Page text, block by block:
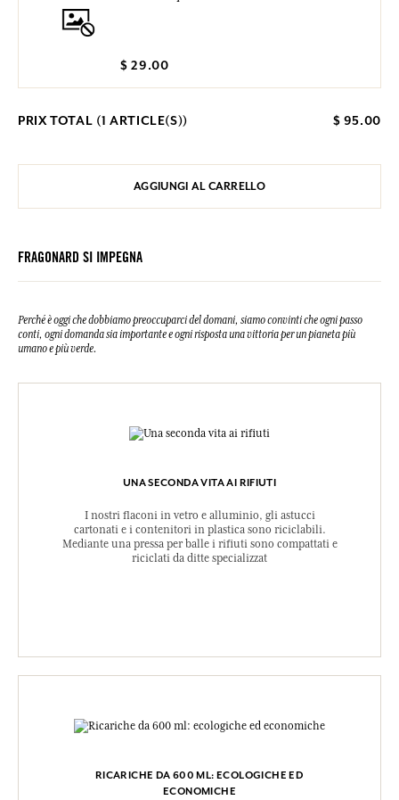
$ 29.00
PRIX TOTAL (1 ARTICLE(S)) $ 95.00
AGGIUNGI AL CARRELLO
FRAGONARD SI IMPEGNA
Perché è oggi che dobbiamo preoccuparci del domani, siamo convinti che ogni passo
conti, ogni domanda sia importante e ogni risposta una vittoria per un pianeta più
umano e più verde.
UNA SECONDA VITA AI RIFIUTI
I nostri flaconi in vetro e alluminio, gli astucci
cartonati e i contenitori in plastica sono riciclabili.
Mediante una pressa per balle i rifiuti sono compattati e
riciclati da ditte specializzat
RICARICHE DA 600 ML: ECOLOGICHE ED
ECONOMICHE